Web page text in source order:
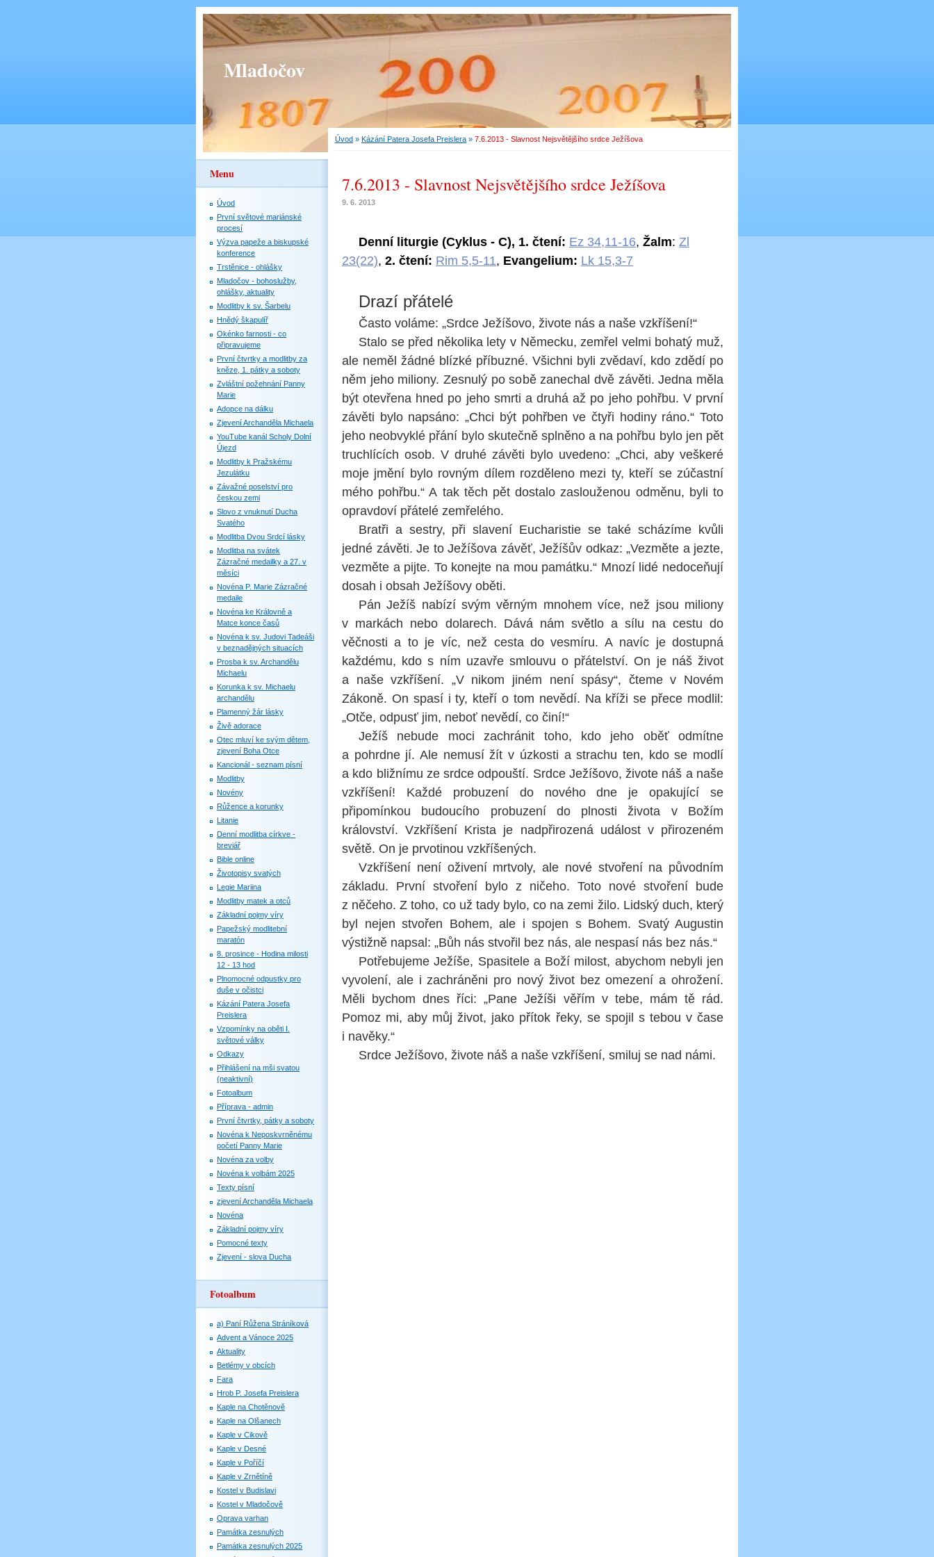
Mladočov
Úvod » Kázání Patera Josefa Preislera » 7.6.2013 - Slavnost Nejsvětějšího srdce Ježíšova
7.6.2013 - Slavnost Nejsvětějšího srdce Ježíšova
9. 6. 2013
Denní liturgie (Cyklus - C), 1. čtení: Ez 34,11-16, Žalm: Zl
23(22), 2. čtení: Rim 5,5-11, Evangelium: Lk 15,3-7
Drazí přátelé
Často voláme: „Srdce Ježíšovo, živote nás a naše vzkříšení!“
Stalo se před několika lety v Německu, zemřel velmi bohatý muž,
ale neměl žádné blízké příbuzné. Všichni byli zvědaví, kdo zdědí po
něm jeho miliony. Zesnulý po sobě zanechal dvě závěti. Jedna měla
být otevřena hned po jeho smrti a druhá až po jeho pohřbu. V první
závěti bylo napsáno: „Chci být pohřben ve čtyři hodiny ráno.“ Toto
jeho neobvyklé přání bylo skutečně splněno a na pohřbu bylo jen pět
truchlících osob. V druhé závěti bylo uvedeno: „Chci, aby veškeré
moje jmění bylo rovným dílem rozděleno mezi ty, kteří se zúčastní
mého pohřbu.“ A tak těch pět dostalo zaslouženou odměnu, byli to
opravdoví přátelé zemřelého.
Bratři a sestry, při slavení Eucharistie se také scházíme kvůli
jedné závěti. Je to Ježíšova závěť, Ježíšův odkaz: „Vezměte a jezte,
vezměte a pijte. To konejte na mou památku.“ Mnozí lidé nedoceňují
dosah i obsah Ježíšovy oběti.
Pán Ježíš nabízí svým věrným mnohem více, než jsou miliony
v markách nebo dolarech. Dává nám světlo a sílu na cestu do
věčnosti a to je víc, než cesta do vesmíru. A navíc je dostupná
každému, kdo s ním uzavře smlouvu o přátelství. On je náš život
a naše vzkříšení. „V nikom jiném není spásy“, čteme v Novém
Zákoně. On spasí i ty, kteří o tom nevědí. Na kříži se přece modlil:
„Otče, odpusť jim, neboť nevědí, co činí!“
Ježíš nebude moci zachránit toho, kdo jeho oběť odmítne
a pohrdne jí. Ale nemusí žít v úzkosti a strachu ten, kdo se modlí
a kdo bližnímu ze srdce odpouští. Srdce Ježíšovo, živote náš a naše
vzkříšení! Každé probuzení do nového dne je opakující se
připomínkou budoucího probuzení do plnosti života v Božím
království. Vzkříšení Krista je nadpřirozená událost v přirozeném
světě. On je prvotinou vzkříšených.
Vzkříšení není oživení mrtvoly, ale nové stvoření na původním
základu. První stvoření bylo z ničeho. Toto nové stvoření bude
z něčeho. Z toho, co už tady bylo, co na zemi žilo. Lidský duch, který
byl nejen stvořen Bohem, ale i spojen s Bohem. Svatý Augustin
výstižně napsal: „Bůh nás stvořil bez nás, ale nespasí nás bez nás.“
Potřebujeme Ježíše, Spasitele a Boží milost, abychom nebyli jen
vyvolení, ale i zachráněni pro nový život bez omezení a ohrožení.
Měli bychom dnes říci: „Pane Ježíši věřím v tebe, mám tě rád.
Pomoz mi, aby můj život, jako přítok řeky, se spojil s tebou v čase
i navěky.“
Srdce Ježíšovo, živote náš a naše vzkříšení, smiluj se nad námi.
Menu
Úvod
První světové mariánské
procesí
Výzva papeže a biskupské
konference
Trstěnice - ohlášky
Mladočov - bohoslužby,
ohlášky, aktuality
Modlitby k sv. Šarbelu
Hnědý škapulíř
Okénko farnosti - co
připravujeme
První čtvrtky a modlitby za
kněze, 1. pátky a soboty
Zvláštní požehnání Panny
Marie
Adopce na dálku
Zjevení Archanděla Michaela
YouTube kanál Scholy Dolní
Újezd
Modlitby k Pražskému
Jezulátku
Závažné poselství pro
českou zemi
Slovo z vnuknutí Ducha
Svatého
Modlitba Dvou Srdcí lásky
Modlitba na svátek
Zázračné medailky a 27. v
měsíci
Novéna P. Marie Zázračné
medaile
Novéna ke Královně a
Matce konce časů
Novéna k sv. Judovi Tadeáši
v beznadějných situacích
Prosba k sv. Archandělu
Michaelu
Korunka k sv. Michaelu
archandělu
Plamenný žár lásky
Živě adorace
Otec mluví ke svým dětem,
zjevení Boha Otce
Kancionál - seznam písní
Modlitby
Novény
Růžence a korunky
Litanie
Denní modlitba církve -
breviář
Bible online
Životopisy svatých
Legie Mariina
Modlitby matek a otců
Základní pojmy víry
Papežský modlitební
maratón
8. prosince - Hodina milosti
12 - 13 hod
Plnomocné odpustky pro
duše v očistci
Kázání Patera Josefa
Preislera
Vzpomínky na oběti I.
světové války
Odkazy
Přihlášení na mši svatou
(neaktivní)
Fotoalbum
Příprava - admin
První čtvrtky, pátky a soboty
Novéna k Neposkvrněnému
početí Panny Marie
Novéna za volby
Novéna k volbám 2025
Texty písní
zjevení Archanděla Michaela
Novéna
Základní pojmy víry
Pomocné texty
Zjevení - slova Ducha
Fotoalbum
a) Paní Růžena Stráníková
Advent a Vánoce 2025
Aktuality
Betlémy v obcích
Fara
Hrob P. Josefa Preislera
Kaple na Chotěnově
Kaple na Olšanech
Kaple v Cikově
Kaple v Desné
Kaple v Poříčí
Kaple v Zrnětíně
Kostel v Budislavi
Kostel v Mladočově
Oprava varhan
Památka zesnulých
Památka zesnulých 2025